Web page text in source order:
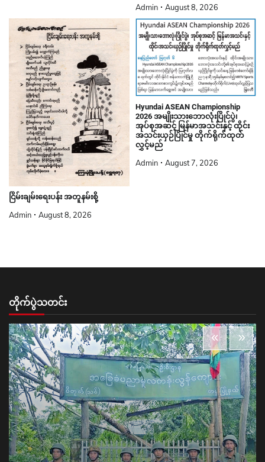
Admin August 8, 2026
ငြိမ်းချမ်းရေးပန်း အတူနမ်းစို့
Admin August 8, 2026
Hyundai ASEAN Championship
2026 အမျိုးသားဘောလုံးပြိုင်ပွဲ၊
အုပ်စုအဆင့် မြန်မာအသင်းနှင့် ထိုင်း
အသင်းယှဉ်ပြိုင်မှု တိုက်ရိုက်ထုတ်
လွှင့်မည်
Admin August 7, 2026
တိုက်ပွဲသတင်း